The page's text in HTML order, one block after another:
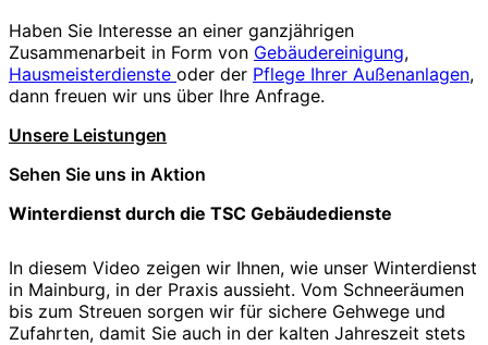
Haben Sie Interesse an einer ganzjährigen
Zusammenarbeit in Form von Gebäudereinigung,
Hausmeisterdienste oder der Pflege Ihrer Außenanlagen,
dann freuen wir uns über Ihre Anfrage.
Unsere Leistungen
Sehen Sie uns in Aktion
Winterdienst durch die TSC Gebäudedienste
In diesem Video zeigen wir Ihnen, wie unser Winterdienst
in Mainburg, in der Praxis aussieht. Vom Schneeräumen
bis zum Streuen sorgen wir für sichere Gehwege und
Zufahrten, damit Sie auch in der kalten Jahreszeit stets